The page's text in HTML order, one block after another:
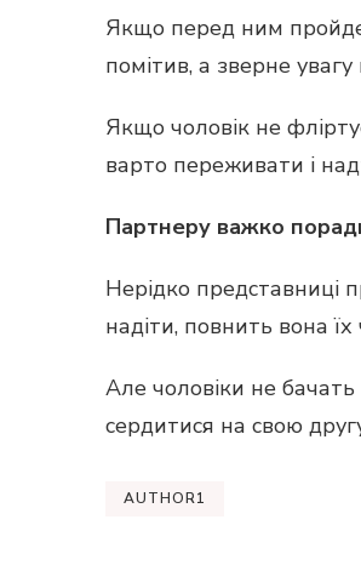
Якщо перед ним
помітив, а зверне увагу
Якщо чоловік не
варто переживати і
Партнеру важко
Нерідко представниці
надіти, повнить вона
Але чоловіки не бачать
сердитися на свою
AUTHOR1